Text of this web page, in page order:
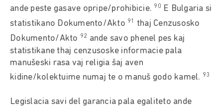
ande peste gasave opripe/prohibicie. 90 E Bulgaria si
statistikano Dokumento/Akto 91
thaj Cenzusosko
Dokumento/Akto 92 ande savo phenel pes kaj
statistikane thaj cenzusoske informacie pala
manušeski rasa vaj religia šaj aven
kidine/kolektuime numaj te o manuš godo kamel. 93
Legislacia savi del garancia pala egaliteto ande